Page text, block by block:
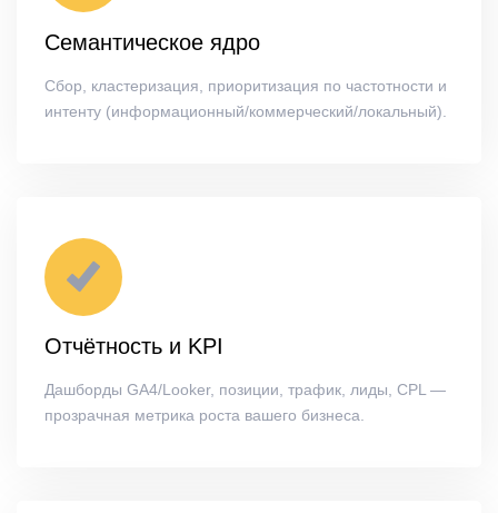
Семантическое ядро
Сбор, кластеризация, приоритизация по частотности и
интенту (информационный/коммерческий/локальный).
Отчётность и KPI
Дашборды GA4/Looker, позиции, трафик, лиды, CPL —
прозрачная метрика роста вашего бизнеса.